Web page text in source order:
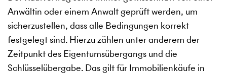
Anwältin oder einem Anwalt geprüft werden, um
sicherzustellen, dass alle Bedingungen korrekt
festgelegt sind. Hierzu zählen unter anderem der
Zeitpunkt des Eigentumsübergangs und die
Schlüsselübergabe. Das gilt für Immobilienkäufe in